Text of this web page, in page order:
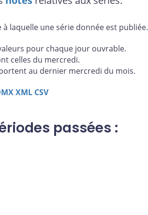
laquelle une série donnée est publiée.
pour chaque jour ouvrable.
celles du mercredi.
au dernier mercredi du mois.
XML CSV
passées :